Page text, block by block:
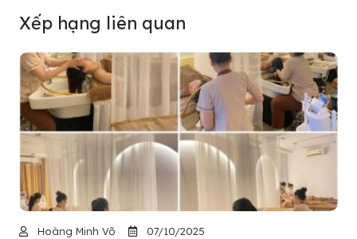
Xếp hạng liên quan
Hoàng Minh Võ 07/10/2025